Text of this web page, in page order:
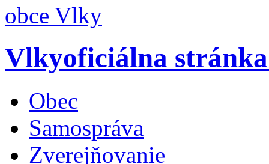
Vlkyoficiálna
Obec
Samospráva
Zverejňovanie